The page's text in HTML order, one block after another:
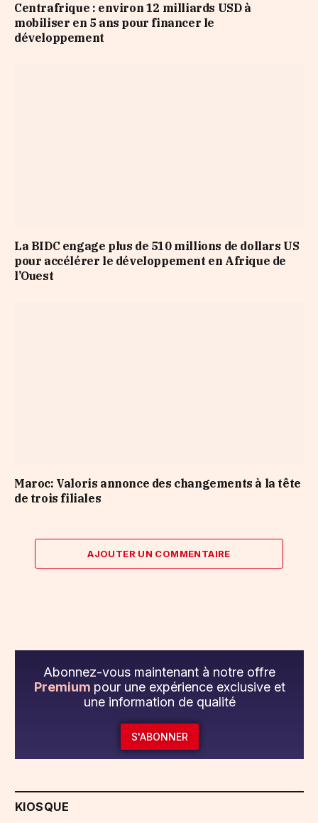
Centrafrique : environ 12 milliards USD à
mobiliser en 5 ans pour financer le
développement
La BIDC engage plus de 510 millions de dollars US
pour accélérer le développement en Afrique de
l’Ouest
Maroc: Valoris annonce des changements à la tête
de trois filiales
AJOUTER UN COMMENTAIRE
Abonnez-vous maintenant à notre offre
Premium pour une expérience exclusive et
une information de qualité
S'ABONNER
KIOSQUE